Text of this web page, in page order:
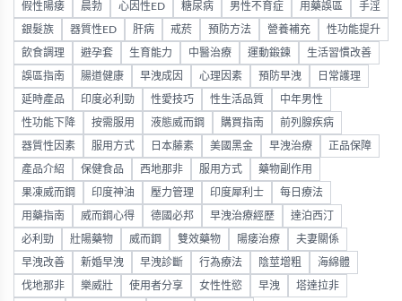
假性陽痿 晨勃 心因性ED 糖尿病 男性不育症 用藥誤區 手淫
銀髮族 器質性ED 肝病 戒菸 預防方法 營養補充 性功能提升
飲食調理 避孕套 生育能力 中醫治療 運動鍛鍊 生活習慣改善
誤區指南 腸道健康 早洩成因 心理因素 預防早洩 日常護理
延時產品 印度必利勁 性愛技巧 性生活品質 中年男性
性功能下降 按需服用 液態威而鋼 購買指南 前列腺疾病
器質性因素 服用方式 日本藤素 美國黑金 早洩治療 正品保障
產品介紹 保健食品 西地那非 服用方式 藥物副作用
果凍威而鋼 印度神油 壓力管理 印度犀利士 每日療法
用藥指南 威而鋼心得 德國必邦 早洩治療經歷 達泊西汀
必利勁 壯陽藥物 威而鋼 雙效藥物 陽痿治療 夫妻關係
早洩改善 新婚早洩 早洩診斷 行為療法 陰莖增粗 海綿體
伐地那非 樂威壯 使用者分享 女性性慾 早洩 塔達拉非